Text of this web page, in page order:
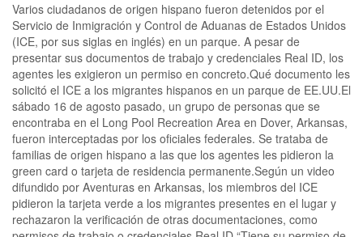
Varios ciudadanos de origen hispano fueron detenidos por el
Servicio de Inmigración y Control de Aduanas de Estados Unidos
(ICE, por sus siglas en inglés) en un parque. A pesar de
presentar sus documentos de trabajo y credenciales Real ID, los
agentes les exigieron un permiso en concreto.Qué documento les
solicitó el ICE a los migrantes hispanos en un parque de EE.UU.El
sábado 16 de agosto pasado, un grupo de personas que se
encontraba en el Long Pool Recreation Area en Dover, Arkansas,
fueron interceptadas por los oficiales federales. Se trataba de
familias de origen hispano a las que los agentes les pidieron la
green card o tarjeta de residencia permanente.Según un video
difundido por Aventuras en Arkansas, los miembros del ICE
pidieron la tarjeta verde a los migrantes presentes en el lugar y
rechazaron la verificación de otras documentaciones, como